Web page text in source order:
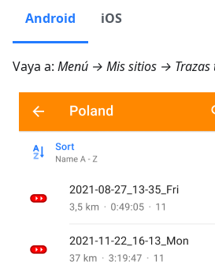
Android iOS
Vaya a: Menú → Mis sitios → Trazas